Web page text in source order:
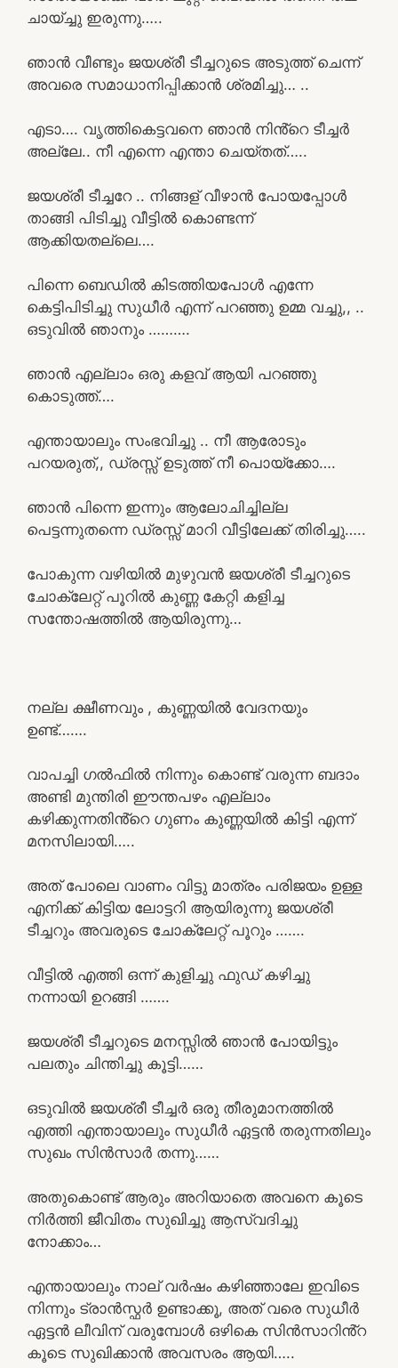
ചായ്ച്ചു ഇരുന്നു…..
ഞാൻ വീണ്ടും ജയശ്രീ ടീച്ചറുടെ അടുത്ത് ചെന്ന്
അവരെ സമാധാനിപ്പിക്കാൻ ശ്രമിച്ചു… ..
എടാ…. വൃത്തികെട്ടവനെ ഞാൻ നിൻ്റെ ടീച്ചർ
അല്ലേ.. നീ എന്നെ എന്താ ചെയ്തത്…..
ജയശ്രീ ടീച്ചറേ .. നിങ്ങള് വീഴാൻ പോയപ്പോൾ
താങ്ങി പിടിച്ചു വീട്ടിൽ കൊണ്ടന്ന്
ആക്കിയതല്ലെ….
പിന്നെ ബെഡിൽ കിടത്തിയപോൾ എന്നേ
കെട്ടിപിടിച്ചു സുധീർ എന്ന് പറഞ്ഞു ഉമ്മ വച്ചു,, ..
ഒടുവിൽ ഞാനും ……….
ഞാൻ എല്ലാം ഒരു കളവ് ആയി പറഞ്ഞു
കൊടുത്ത്….
എന്തായാലും സംഭവിച്ചു .. നീ ആരോടും
പറയരുത്,, ഡ്രസ്സ് ഉടുത്ത് നീ പൊയ്ക്കോ….
ഞാൻ പിന്നെ ഇന്നും ആലോചിച്ചില്ല
പെട്ടന്നുതന്നെ ഡ്രസ്സ് മാറി വീട്ടിലേക്ക് തിരിച്ചു…..
പോകുന്ന വഴിയിൽ മുഴുവൻ ജയശ്രീ ടീച്ചറുടെ
ചോക്ലേറ്റ് പൂറിൽ കുണ്ണ കേറ്റി കളിച്ച
സന്തോഷത്തിൽ ആയിരുന്നു…
നല്ല ക്ഷീണവും , കുണ്ണയിൽ വേദനയും
ഉണ്ട്…….
വാപച്ചി ഗൽഫിൽ നിന്നും കൊണ്ട് വരുന്ന ബദാം
അണ്ടി മുന്തിരി ഈന്തപഴം എല്ലാം
കഴിക്കുന്നതിൻ്റെ ഗുണം കുണ്ണയിൽ കിട്ടി എന്ന്
മനസിലായി…..
അത് പോലെ വാണം വിട്ടു മാത്രം പരിജയം ഉള്ള
എനിക്ക് കിട്ടിയ ലോട്ടറി ആയിരുന്നു ജയശ്രീ
ടീച്ചറും അവരുടെ ചോക്ലേറ്റ് പൂറും …….
വീട്ടിൽ എത്തി ഒന്ന് കുളിച്ചു ഫുഡ് കഴിച്ചു
നന്നായി ഉറങ്ങി …….
ജയശ്രീ ടീച്ചറുടെ മനസ്സിൽ ഞാൻ പോയിട്ടും
പലതും ചിന്തിച്ചു കൂട്ടി……
ഒടുവിൽ ജയശ്രീ ടീച്ചർ ഒരു തീരുമാനത്തിൽ
എത്തി എന്തായാലും സുധീർ ഏട്ടൻ തരുന്നതിലും
സുഖം സിൻസാർ തന്നു……
അതുകൊണ്ട് ആരും അറിയാതെ അവനെ കൂടെ
നിർത്തി ജീവിതം സുഖിച്ചു ആസ്വദിച്ചു
നോക്കാം…
എന്തായാലും നാല് വർഷം കഴിഞ്ഞാലേ ഇവിടെ
നിന്നും ട്രാൻസ്ഫർ ഉണ്ടാക്കൂ, അത് വരെ സുധീർ
ഏട്ടൻ ലീവിന് വരുമ്പോൾ ഒഴികെ സിൻസാറിൻ്റ
കൂടെ സുഖിക്കാൻ അവസരം ആയി…..